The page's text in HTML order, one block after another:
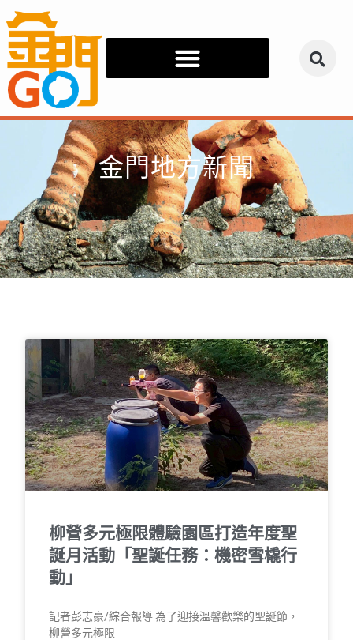
金門地方新聞
柳營多元極限體驗園區打造年度聖
誕月活動「聖誕任務：機密雪橇行
動」
記者彭志豪/綜合報導 為了迎接溫馨歡樂的聖誕節，
柳營多元極限